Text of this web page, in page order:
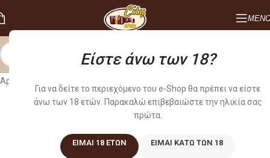
Είστε άνω των 18?
Για να δείτε το περιεχόμενο του e-Shop θα πρέπει να είστε
άνω των 18 ετών. Παρακαλώ επιβεβαιώστε την ηλικία σας
πρώτα.
ΕΊΜΑΙ 18 ΕΤΏΝ ΕΊΜΑΙ ΚΆΤΩ ΤΩΝ 18
Αρχική σελίδα